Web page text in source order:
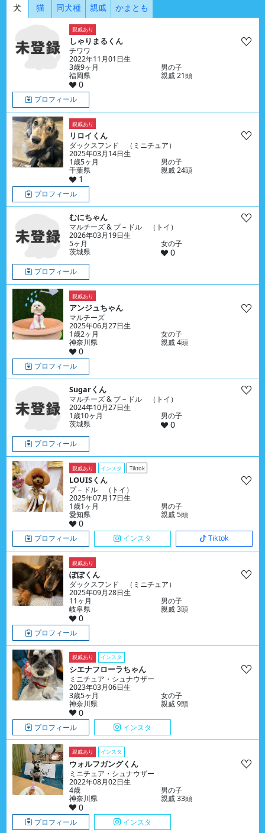
犬 猫 同犬種 親戚 かまとも
親戚あり
しゃりまるくん
チワワ
2022年11月01日生
3歳9ヶ月
男の子
福岡県
親戚 21頭
0
プロフィール
親戚あり
リロイくん
ダックスフンド （ミニチュア）
2025年03月14日生
1歳5ヶ月
男の子
千葉県
親戚 24頭
1
プロフィール
むにちゃん
マルチーズ & プ－ドル （トイ）
2026年03月19日生
5ヶ月
女の子
茨城県
0
プロフィール
親戚あり
アンジュちゃん
マルチーズ
2025年06月27日生
1歳2ヶ月
女の子
神奈川県
親戚 4頭
0
プロフィール
Sugarくん
マルチーズ & プ－ドル （トイ）
2024年10月27日生
1歳10ヶ月
男の子
茨城県
0
プロフィール
親戚あり インスタ Tiktok
LOUISくん
プ－ドル （トイ）
2025年07月17日生
1歳1ヶ月
男の子
愛知県
親戚 5頭
0
プロフィール インスタ Tiktok
親戚あり
ぽぽくん
ダックスフンド （ミニチュア）
2025年09月28日生
11ヶ月
男の子
岐阜県
親戚 3頭
0
プロフィール
親戚あり インスタ
シエナフローラちゃん
ミニチュア・シュナウザー
2023年03月06日生
3歳5ヶ月
女の子
神奈川県
親戚 9頭
0
プロフィール インスタ
親戚あり インスタ
ウォルフガングくん
ミニチュア・シュナウザー
2022年08月02日生
4歳
男の子
神奈川県
親戚 33頭
0
プロフィール インスタ